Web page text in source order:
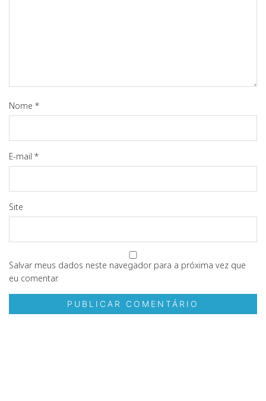
Nome *
E-mail *
Site
Salvar meus dados neste navegador para a próxima vez que
eu comentar.